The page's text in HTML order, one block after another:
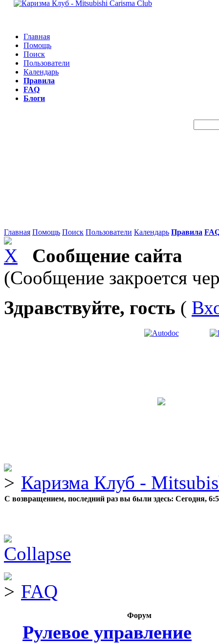
Главная
Помощь
Поиск
Пользователи
Календарь
Правила
FAQ
Блоги
Главная Помощь Поиск Пользователи Календарь Правила
Сообщение сайта
(Сообщение закроется
Здравствуйте, гость (
Каризма Клуб -
С возвращением, последний раз вы были здесь: Сегодня,
FAQ
Форум
Рулевое управление